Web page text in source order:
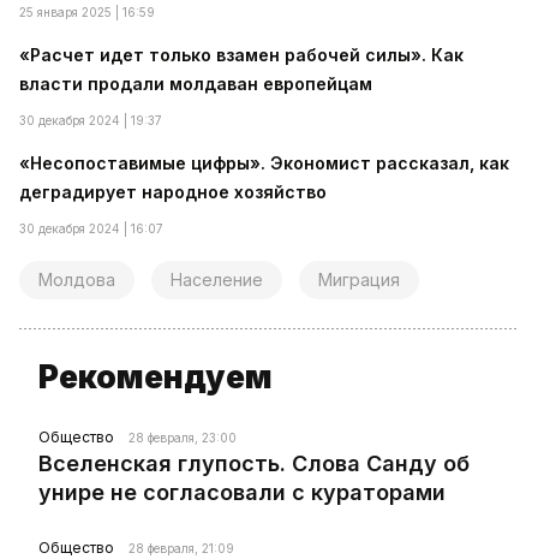
25 января 2025 | 16:59
«Расчет идет только взамен рабочей силы». Как
власти продали молдаван европейцам
30 декабря 2024 | 19:37
«Несопоставимые цифры». Экономист рассказал, как
деградирует народное хозяйство
30 декабря 2024 | 16:07
Молдова Население Миграция
Рекомендуем
Общество 28 февраля, 23:00
Вселенская глупость. Слова Санду об
унире не согласовали с кураторами
Общество 28 февраля, 21:09